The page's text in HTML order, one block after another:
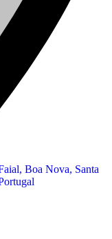
Boa Nova, Santa